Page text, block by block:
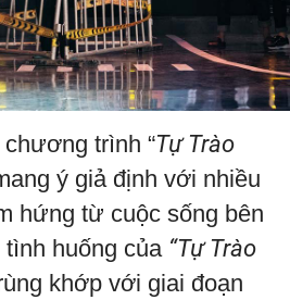
trình “Tự Trào
ý giả định với nhiều
hứng từ cuộc sống bên
huống của “Tự Trào
khớp với giai đoạn